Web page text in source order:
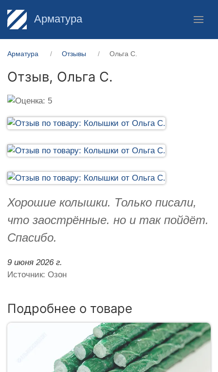
Арматура
Арматура Отзывы Ольга С.
Отзыв, Ольга С.
Хорошие колышки. Только писали,
что заострённые. но и так пойдёт.
Спасибо.
9 июня 2026 г.
Источник: Озон
Подробнее о товаре